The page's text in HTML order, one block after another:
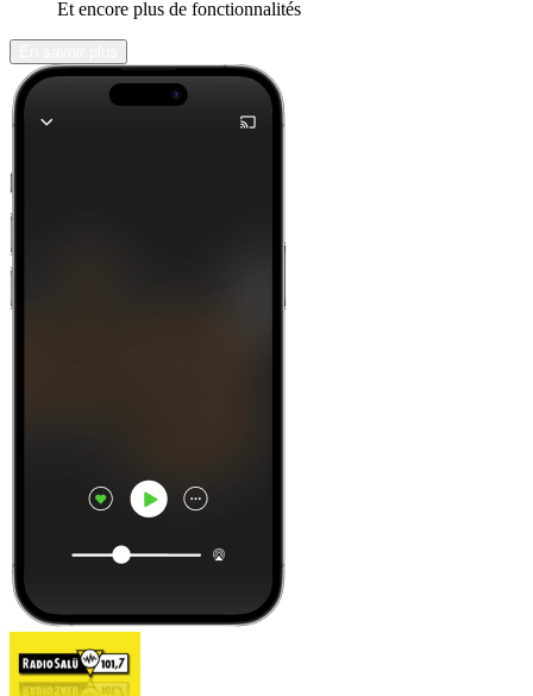
Et encore plus de fonctionnalités